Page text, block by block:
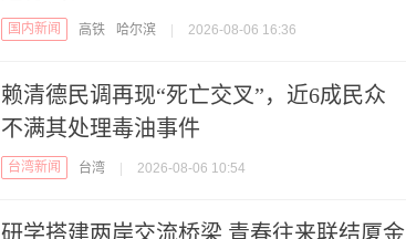
国内新闻 高铁 哈尔滨 2026-08-06 16:36
赖清德民调再现“死亡交叉”，近6成民众
不满其处理毒油事件
台湾新闻 台湾 2026-08-06 10:54
研学搭建两岸交流桥梁 青春往来联结厦金